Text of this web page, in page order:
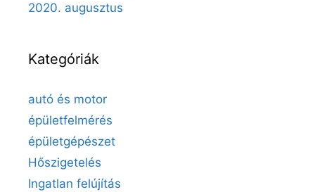
2020. augusztus
Kategóriák
autó és motor
épületfelmérés
épületgépészet
Hőszigetelés
Ingatlan felújítás